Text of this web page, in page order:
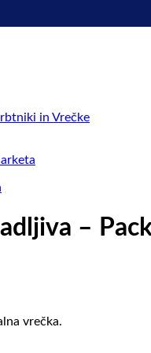
in Vrečke
–
vrečka.